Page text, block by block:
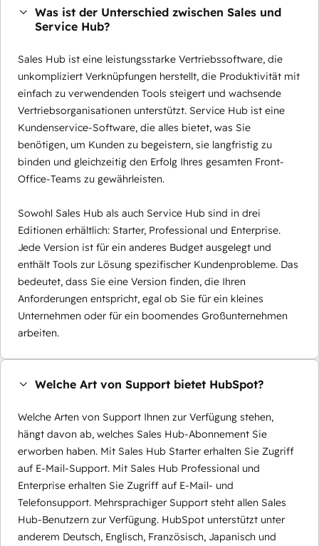
Was ist der Unterschied zwischen Sales und
Service Hub?
Sales Hub ist eine leistungsstarke Vertriebssoftware, die
unkompliziert Verknüpfungen herstellt, die Produktivität mit
einfach zu verwendenden Tools steigert und wachsende
Vertriebsorganisationen unterstützt. Service Hub ist eine
Kundenservice-Software, die alles bietet, was Sie
benötigen, um Kunden zu begeistern, sie langfristig zu
binden und gleichzeitig den Erfolg Ihres gesamten Front-
Office-Teams zu gewährleisten.
Sowohl Sales Hub als auch Service Hub sind in drei
Editionen erhältlich: Starter, Professional und Enterprise.
Jede Version ist für ein anderes Budget ausgelegt und
enthält Tools zur Lösung spezifischer Kundenprobleme. Das
bedeutet, dass Sie eine Version finden, die Ihren
Anforderungen entspricht, egal ob Sie für ein kleines
Unternehmen oder für ein boomendes Großunternehmen
arbeiten.
Welche Art von Support bietet HubSpot?
Welche Arten von Support Ihnen zur Verfügung stehen,
hängt davon ab, welches Sales Hub-Abonnement Sie
erworben haben. Mit Sales Hub Starter erhalten Sie Zugriff
auf E-Mail-Support. Mit Sales Hub Professional und
Enterprise erhalten Sie Zugriff auf E-Mail- und
Telefonsupport. Mehrsprachiger Support steht allen Sales
Hub-Benutzern zur Verfügung. HubSpot unterstützt unter
anderem Deutsch, Englisch, Französisch, Japanisch und